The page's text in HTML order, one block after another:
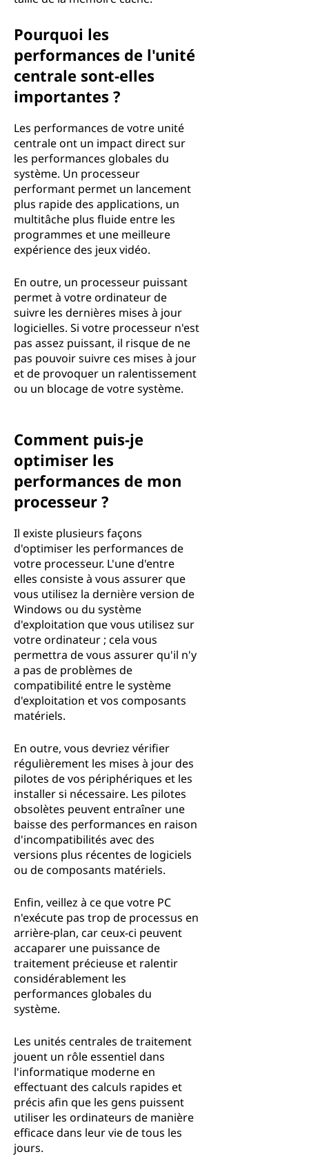
Pourquoi les
performances de l'unité
centrale sont-elles
importantes ?
Les performances de votre unité
centrale ont un impact direct sur
les performances globales du
système. Un processeur
performant permet un lancement
plus rapide des applications, un
multitâche plus fluide entre les
programmes et une meilleure
expérience des jeux vidéo.
En outre, un processeur puissant
permet à votre ordinateur de
suivre les dernières mises à jour
logicielles. Si votre processeur n'est
pas assez puissant, il risque de ne
pas pouvoir suivre ces mises à jour
et de provoquer un ralentissement
ou un blocage de votre système.
Comment puis-je
optimiser les
performances de mon
processeur ?
Il existe plusieurs façons
d'optimiser les performances de
votre processeur. L'une d'entre
elles consiste à vous assurer que
vous utilisez la dernière version de
Windows ou du système
d'exploitation que vous utilisez sur
votre ordinateur ; cela vous
permettra de vous assurer qu'il n'y
a pas de problèmes de
compatibilité entre le système
d'exploitation et vos composants
matériels.
En outre, vous devriez vérifier
régulièrement les mises à jour des
pilotes de vos périphériques et les
installer si nécessaire. Les pilotes
obsolètes peuvent entraîner une
baisse des performances en raison
d'incompatibilités avec des
versions plus récentes de logiciels
ou de composants matériels.
Enfin, veillez à ce que votre PC
n'exécute pas trop de processus en
arrière-plan, car ceux-ci peuvent
accaparer une puissance de
traitement précieuse et ralentir
considérablement les
performances globales du
système.
Les unités centrales de traitement
jouent un rôle essentiel dans
l'informatique moderne en
effectuant des calculs rapides et
précis afin que les gens puissent
utiliser les ordinateurs de manière
efficace dans leur vie de tous les
jours.